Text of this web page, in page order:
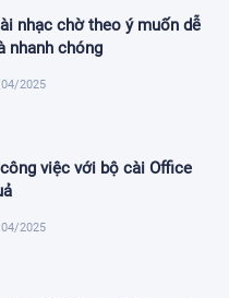
nhạc chờ theo ý muốn dễ
nhanh chóng
2025
việc với bộ cài Office
2025